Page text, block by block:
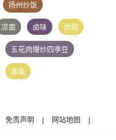
扬州炒饭
凉面 卤味 烘焙
五花肉爆炒四季豆
蒸鱼
免责声明 网站地图